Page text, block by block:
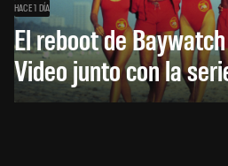
HACE 1 DÍA
El reboot de
Video junto con la